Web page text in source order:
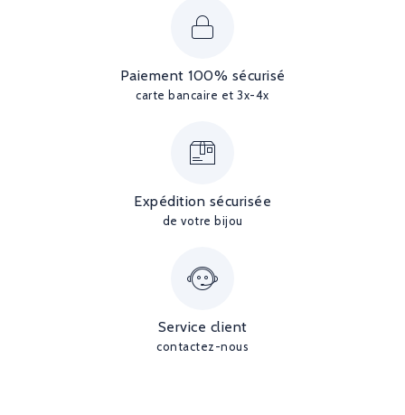
Paiement 100% sécurisé
carte bancaire et 3x-4x
Expédition sécurisée
de votre bijou
Service client
contactez-nous